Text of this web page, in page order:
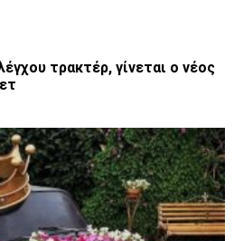
τρακτέρ, γίνεται ο νέος